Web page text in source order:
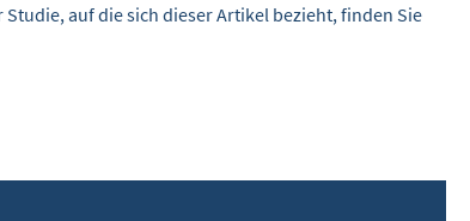
auf die sich dieser Artikel bezieht, finden Sie